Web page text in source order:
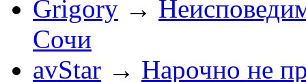
Grigory →
Сочи
avStar → Нарочно не